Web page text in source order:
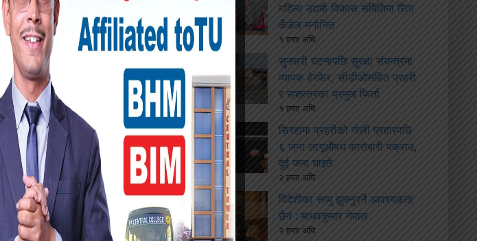
महिला उद्यमी विकास समितिमा रिता
कँडेल मनोनित
१ हप्ता अघि
सुनसरी घटनापछि सुरक्षा संयन्त्रमा
व्यापक हेरफेर, सीडीओसहित प्रहरी
र सशस्त्रका प्रमुख फिर्ता
१ हप्ता अघि
सिरहामा प्रहरीको गोली प्रहारपछि
६ जना लागूऔषध कारोबारी पक्राउ,
दुई जना घाइते
२ हप्ता अघि
विदेशीका सामु झुक्नुपर्ने आवश्यकता
छैन : माधवकुमार नेपाल
२ हप्ता अघि